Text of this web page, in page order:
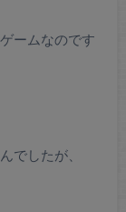
ームなのです
でしたが、